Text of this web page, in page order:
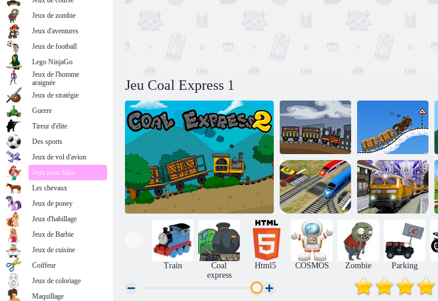
Jeu Coal Express 1
Coal Express 3 Coal Express 4
Manie de
traversée de
chemin de fer
Simulateur de
train de métro
Train
Coal
express
Html5 COSMOS Zombie Parking
Jeux de zombie
Jeux d'aventures
Jeux de football
Lego NinjaGo
Jeux de l'homme
araignée
Jeux de stratégie
Guerre
Tireur d'élite
Des sports
Jeux de vol d'avion
Jeux pour filles
Les chevaux
Jeux de poney
Jeux d'habillage
Jeux de Barbie
Jeux de cuisine
Coiffeur
Jeux de coloriage
Maquillage